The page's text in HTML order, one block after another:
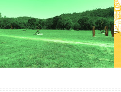
Etude pour le renouvellement
paysager du Parc des sculptures de
Chateauvert (83)
En savoir +